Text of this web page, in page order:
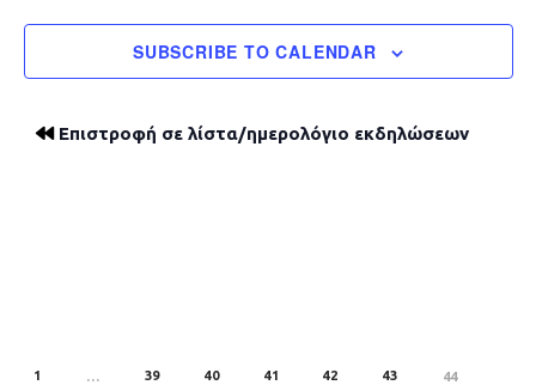
Views
SUBSCRIBE TO CALENDAR
Επιστροφή σε λίστα/ημερολόγιο εκδηλώσεων
1 … 39 40 41 42 43 44